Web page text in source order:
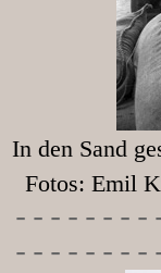
In den Sand
Fotos: Emil